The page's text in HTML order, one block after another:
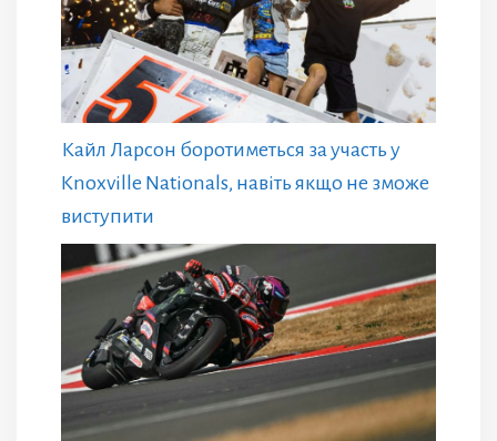
Кайл Ларсон боротиметься за участь у
Knoxville Nationals, навіть якщо не зможе
виступити